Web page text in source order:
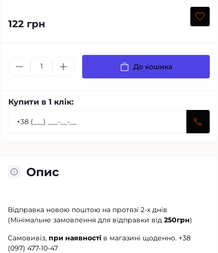
122 грн
До кошика
Купити в 1 клік:
Опис
Відправка новою поштою на протязі 2-х днів
(Мінімальне замовлення для відправки від 250грн)
Самовивіз, при наявності в магазині щоденно. +38
(097) 477-10-47